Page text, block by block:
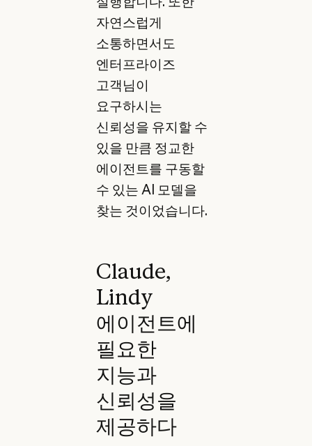
자연스럽게
소통하면서도
엔터프라이즈
고객님이
요구하시는
신뢰성을 유지할 수
있을 만큼 정교한
에이전트를 구동할
수 있는 AI 모델을
찾는 것이었습니다.
Claude,
Lindy
에이전트에
필요한
지능과
신뢰성을
제공하다